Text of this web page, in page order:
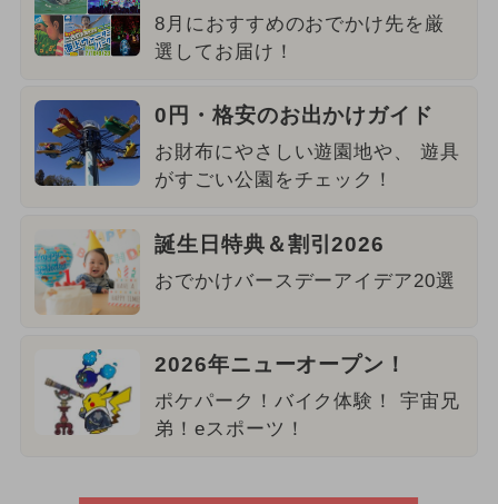
8月におすすめのおでかけ先を厳
選してお届け！
0円・格安のお出かけガイド
お財布にやさしい遊園地や、 遊具
がすごい公園をチェック！
誕生日特典＆割引2026
おでかけバースデーアイデア20選
2026年ニューオープン！
ポケパーク！バイク体験！ 宇宙兄
弟！eスポーツ！